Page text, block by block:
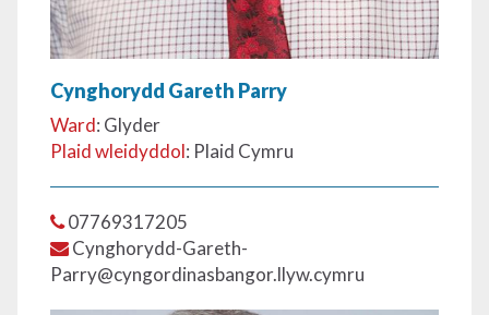
Cynghorydd Gareth Parry
Ward: Glyder
Plaid wleidyddol: Plaid Cymru
07769317205
Cynghorydd-Gareth-
Parry@cyngordinasbangor.llyw.cymru